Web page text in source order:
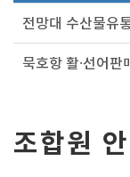
전망대 수산물유
묵호항 활·선어판
조합원